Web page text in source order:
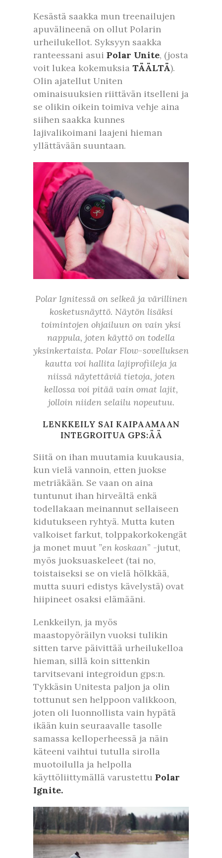
Kesästä saakka mun treenailujen
apuvälineenä on ollut Polarin
urheilukellot. Syksyyn saakka
ranteessani asui Polar Unite, (josta
voit lukea kokemuksia TÄÄLTÄ).
Olin ajatellut Uniten
ominaisuuksien riittävän itselleni ja
se olikin oikein toimiva vehje aina
siihen saakka kunnes
lajivalikoimani laajeni hieman
yllättävään suuntaan.
Polar Ignitessä on selkeä ja värillinen
kosketusnäyttö. Näytön lisäksi
toimintojen ohjailuun on vain yksi
nappula, joten käyttö on todella
yksinkertaista. Polar Flow-sovelluksen
kautta voi hallita lajiprofiileja ja
niissä näytettäviä tietoja, joten
kellossa voi pitää vain omat lajit,
jolloin niiden selailu nopeutuu.
LENKKEILY SAI KAIPAAMAAN
INTEGROITUA GPS:ÄÄ
Siitä on ihan muutamia kuukausia,
kun vielä vannoin, etten juokse
metriäkään. Se vaan on aina
tuntunut ihan hirveältä enkä
todellakaan meinannut sellaiseen
kidutukseen ryhtyä. Mutta kuten
valkoiset farkut, tolppakorkokengät
ja monet muut ”en koskaan” -jutut,
myös juoksuaskeleet (tai no,
toistaiseksi se on vielä hölkkää,
mutta suuri edistys kävelystä) ovat
hiipineet osaksi elämääni.
Lenkkeilyn, ja myös
maastopyöräilyn vuoksi tulikin
sitten tarve päivittää urheilukelloa
hieman, sillä koin sittenkin
tarvitsevani integroidun gps:n.
Tykkäsin Unitesta paljon ja olin
tottunut sen helppoon valikkoon,
joten oli luonnollista vain hypätä
ikään kuin seuraavalle tasolle
samassa kelloperheessä ja näin
käteeni vaihtui tutulla sirolla
muotoilulla ja helpolla
käyttöliittymällä varustettu Polar
Ignite.